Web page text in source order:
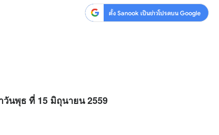
ตั้ง Sanook เป็นข่าวโปรดบน Google
นพุธ ที่ 15 มิถุนายน 2559